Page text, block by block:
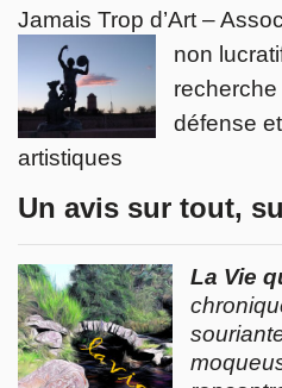
Jamais Trop d’Art –
non
défense
artistiques
Un avis sur tout,
La Vie